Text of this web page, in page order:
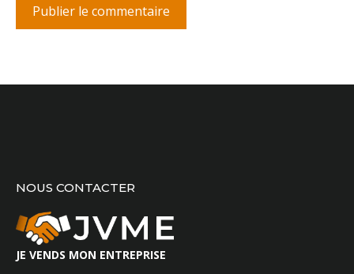
NOUS CONTACTER
JE VENDS MON ENTREPRISE